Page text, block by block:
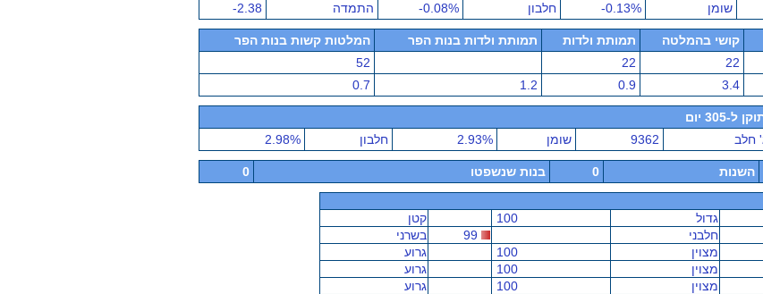
שומן -0.13% חלבון -0.08% התמדה -2.38
קושי בהמלטה תמותת ולדות תמותת ולדות בנות הפר
המלטות קשות בנות הפר
22
22
52
3.4
0.9
1.2
0.7
יום
חלב 9362 שומן 2.93% חלבון 2.98%
השנות 0 בנות שנשפטו 0
גדול 100
קטן
חלבני
בשרני
מצוין 100
גרוע
מצוין 100
גרוע
מצוין 100
גרוע